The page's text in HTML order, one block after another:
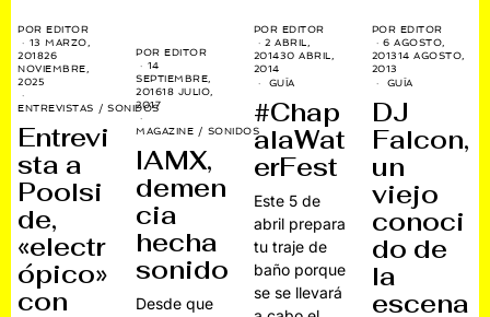
POREDITOR
13 MARZO,
201826
NOVIEMBRE,
2025
ENTREVISTAS / SONIDOS
Entrevi
sta a
Poolsi
de,
«electr
ópico»
con
POREDITOR
14
SEPTIEMBRE,
201618 JULIO,
2017
MAGAZINE / SONIDOS
IAMX,
demen
cia
hecha
sonido
Desde que
POR EDITOR
2 ABRIL,
201430 ABRIL,
2014
GUÍA
#Chap
alaWat
erFest
Este 5 de
abril prepara
tu traje de
baño porque
se se llevará
POR EDITOR
6 AGOSTO,
2013 14 AGOSTO,
2013
GUÍA
DJ
Falcon,
un
viejo
conoci
do de
la
escena